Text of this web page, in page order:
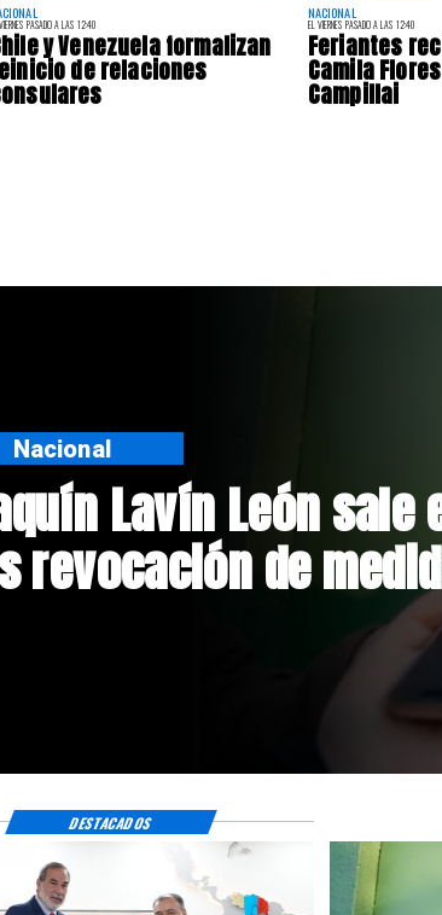
PASADO A LAS 12:40
y Venezuela formalizan
de relaciones
NACIONAL
EL VIERNES PASADO A LAS 12:40
Feriantes
Camila
Campillai
y Venezuela
consulares
Nacional
DESTACADOS